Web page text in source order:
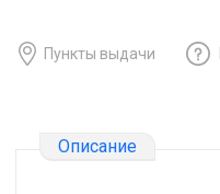
Пункты выдачи
Описание